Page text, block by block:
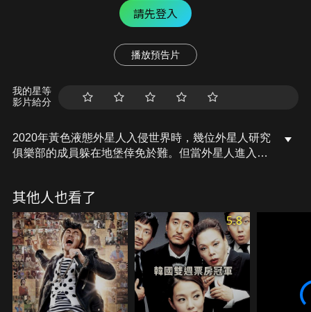
請先登入
播放預告片
我的星等
影片給分
2020年黃色液態外星人入侵世界時，幾位外星人研究
俱樂部的成員躲在地堡倖免於難。但當外星人進入某
的入侵，這群最後的倖存者有辦法活下來嗎？
其他人也看了
5.8